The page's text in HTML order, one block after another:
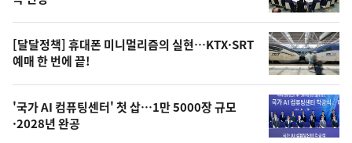
의
영
상
오
[달달정책] 휴대폰 미니멀리즘의 실현…KTX·SRT
예매 한 번에 끝!
'국가 AI 컴퓨팅센터' 첫 삽…1만 5000장 규모
·2028년 완공